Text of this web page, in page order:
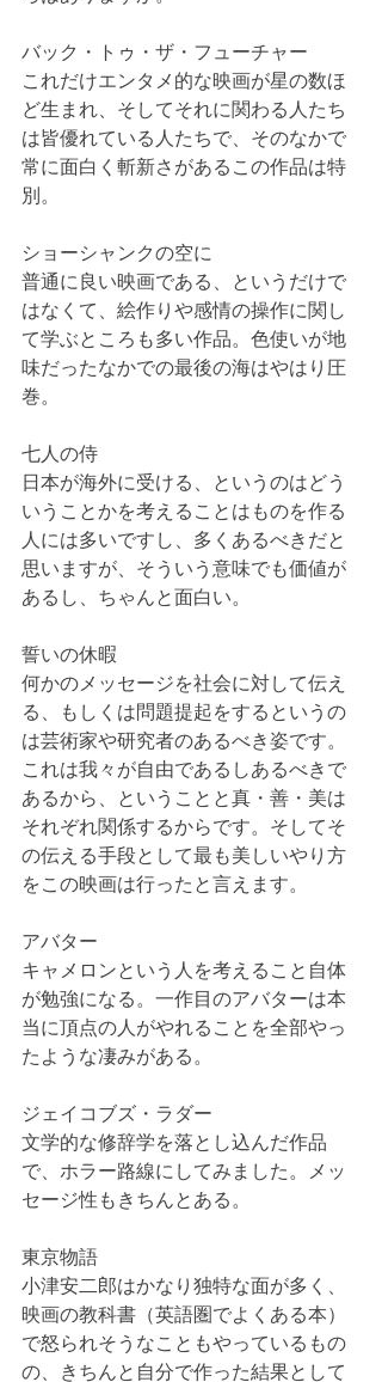
バック・トゥ・ザ・フューチャー
これだけエンタメ的な映画が星の数ほ
ど生まれ、そしてそれに関わる人たち
は皆優れている人たちで、そのなかで
常に面白く斬新さがあるこの作品は特
別。
ショーシャンクの空に
普通に良い映画である、というだけで
はなくて、絵作りや感情の操作に関し
て学ぶところも多い作品。色使いが地
味だったなかでの最後の海はやはり圧
巻。
七人の侍
日本が海外に受ける、というのはどう
いうことかを考えることはものを作る
人には多いですし、多くあるべきだと
思いますが、そういう意味でも価値が
あるし、ちゃんと面白い。
誓いの休暇
何かのメッセージを社会に対して伝え
る、もしくは問題提起をするというの
は芸術家や研究者のあるべき姿です。
これは我々が自由であるしあるべきで
あるから、ということと真・善・美は
それぞれ関係するからです。そしてそ
の伝える手段として最も美しいやり方
をこの映画は行ったと言えます。
アバター
キャメロンという人を考えること自体
が勉強になる。一作目のアバターは本
当に頂点の人がやれることを全部やっ
たような凄みがある。
ジェイコブズ・ラダー
文学的な修辞学を落とし込んだ作品
で、ホラー路線にしてみました。メッ
セージ性もきちんとある。
東京物語
小津安二郎はかなり独特な面が多く、
映画の教科書（英語圏でよくある本）
で怒られそうなこともやっているもの
の、きちんと自分で作った結果として